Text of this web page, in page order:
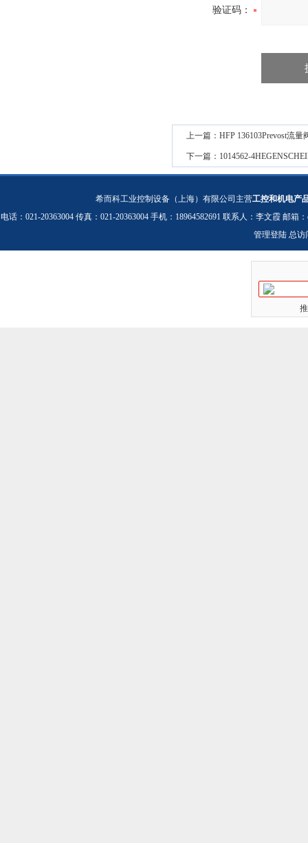
验证码：
上一篇： HFP 136103Prevost流
下一篇： 1014562-
希而科工业控制设备（上海）有限公司主营工控和机电产
电话：021-20363004 传真：021-20363004 手机：18964582691 联系人：李文霞 邮箱：
管理登陆 总访